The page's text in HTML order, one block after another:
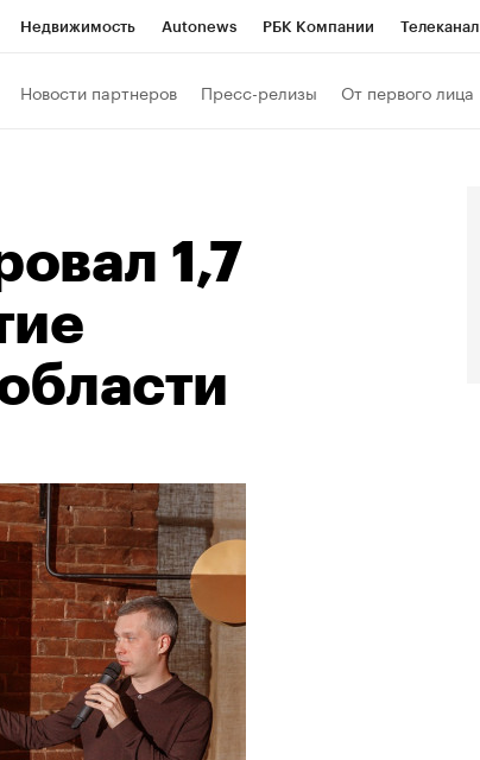
Недвижимость Autonews РБК Компании Телеканал
Финансы
Новости партнеров Пресс-релизы От первого лица
1,7